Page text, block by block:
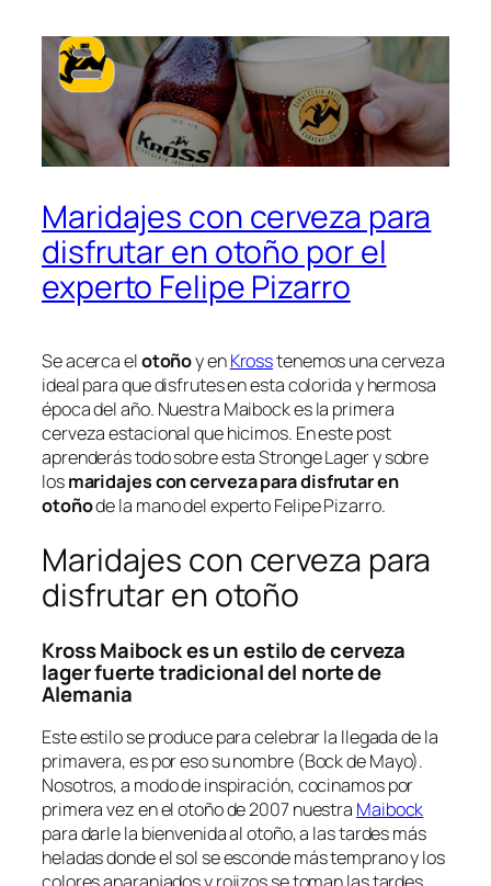
Maridajes con cerveza para
disfrutar en otoño por el
experto Felipe Pizarro
Se acerca elotoñoy enKrosstenemos una cerveza
ideal para que disfrutes en esta colorida y hermosa
época del año. Nuestra Maibock es la primera
cerveza estacional que hicimos. En este post
aprenderás todo sobre esta Stronge Lager y sobre
losmaridajes con cerveza para disfrutar en
otoñode la mano del experto Felipe Pizarro.
Maridajes con cerveza para
disfrutar en otoño
Kross Maibock es un estilo de cerveza
lager fuerte tradicional del norte de
Alemania
Este estilo se produce para celebrar la llegada de la
primavera, es por eso su nombre (Bock de Mayo).
Nosotros, a modo de inspiración, cocinamos por
primera vez en el otoño de 2007 nuestra Maibock
para darle la bienvenida al otoño, a las tardes más
heladas donde el sol se esconde más temprano y los